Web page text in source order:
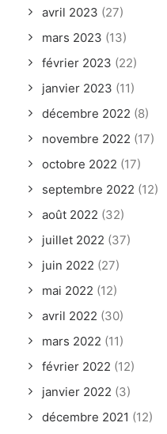
avril 2023 (27)
mars 2023 (13)
février 2023 (22)
janvier 2023 (11)
décembre 2022 (8)
novembre 2022 (17)
octobre 2022 (17)
septembre 2022 (12)
août 2022 (32)
juillet 2022 (37)
juin 2022 (27)
mai 2022 (12)
avril 2022 (30)
mars 2022 (11)
février 2022 (12)
janvier 2022 (3)
décembre 2021 (12)